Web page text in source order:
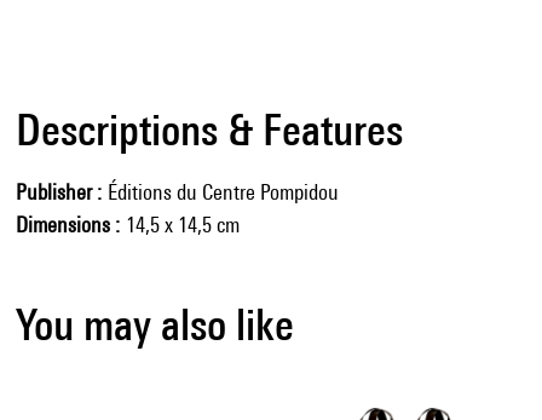
Descriptions & Features
Publisher
Éditions du Centre Pompidou
Dimensions
14,5 x 14,5 cm
You may also like